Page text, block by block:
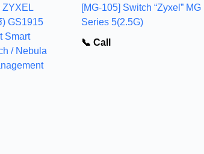
ZYXEL
GS1915
Smart
/ Nebula
[MG-105] Switch “Zyxel” MG
Series 5(2.5G)
📞 Call